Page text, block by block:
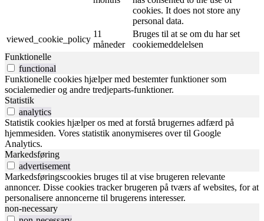
cookies. It does not store any
personal data.
viewed_cookie_policy
11
måneder
Bruges til at se om du har set
cookiemeddelelsen
Funktionelle
functional
Funktionelle cookies hjælper med bestemter funktioner som
socialemedier og andre tredjeparts-funktioner.
Statistik
analytics
Statistik cookies hjælper os med at forstå brugernes adfærd på
hjemmesiden. Vores statistik anonymiseres over til Google
Analytics.
Markedsføring
advertisement
Markedsføringscookies bruges til at vise brugeren relevante
annoncer. Disse cookies tracker brugeren på tværs af websites, for at
personalisere annoncerne til brugerens interesser.
non-necessary